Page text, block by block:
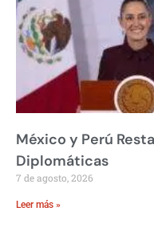
México y Perú
Diplomáticas
7 de agosto, 2026
Leer más »